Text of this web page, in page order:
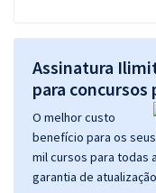
Assinatura
para
O melhor custo
benefício para os
mil cursos para todas
garantia de